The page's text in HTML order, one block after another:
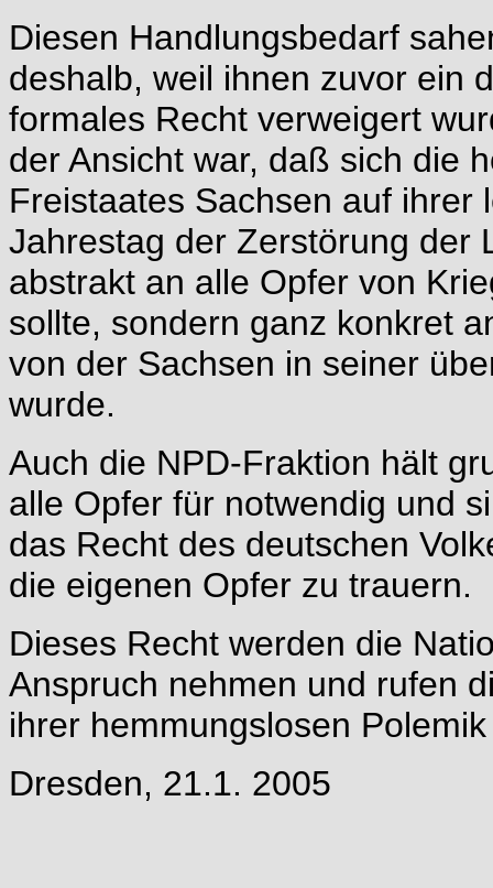
Diesen Handlungsbedarf
deshalb, weil ihnen zuvor ein
formales Recht verweigert
der Ansicht war, daß sich die
Freistaates Sachsen auf ihrer
Jahrestag der Zerstörung der
abstrakt an alle Opfer von
sollte, sondern ganz konkret
von der Sachsen in seiner
wurde.
Auch die NPD-Fraktion hält
alle Opfer für notwendig und
das Recht des deutschen
die eigenen Opfer zu trauern.
Dieses Recht werden die
Anspruch nehmen und rufen
ihrer hemmungslosen
Dresden, 21.1. 2005